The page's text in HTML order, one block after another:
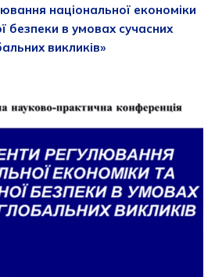
національної економіки
безпеки в умовах сучасних
викликів»